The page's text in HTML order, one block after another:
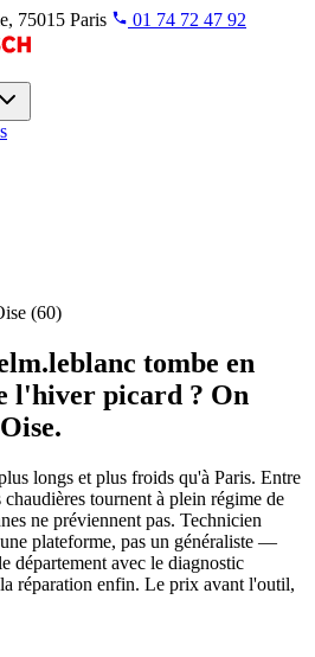
75015 Paris 01 74 72 47 92
(60)
tombe en
l'hiver picard ? On
longs et plus froids qu'à Paris. Entre
tournent à plein régime de
ne préviennent pas. Technicien
plateforme, pas un généraliste —
département avec le diagnostic
réparation enfin. Le prix avant l'outil,